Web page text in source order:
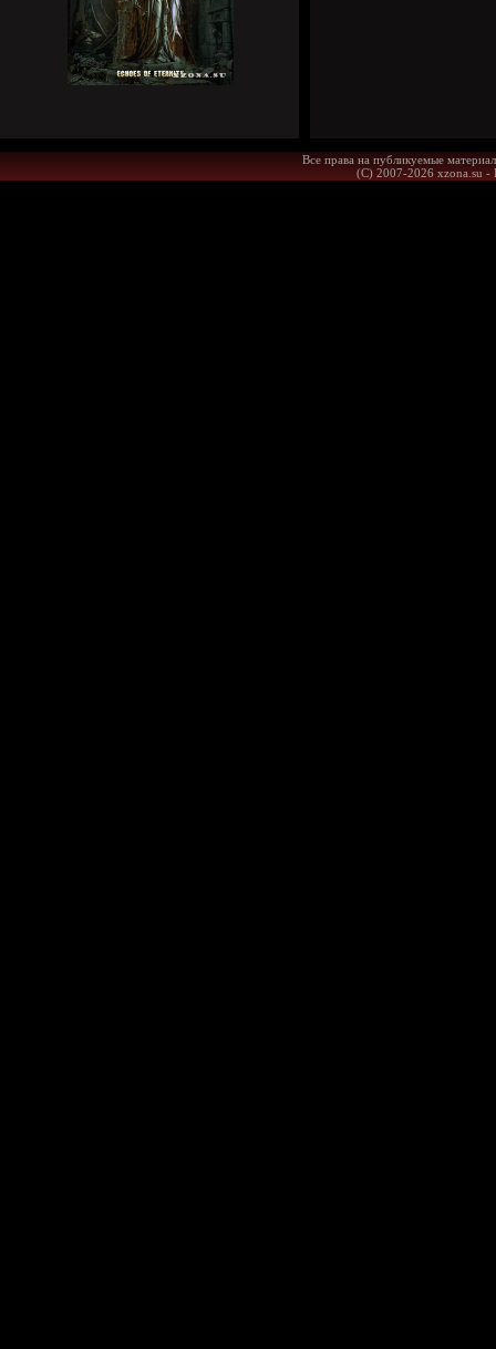
Все права на публикуемые
(С) 2007-2026 xzona.su -